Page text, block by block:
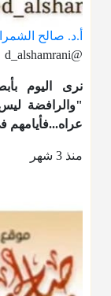
أ.د. صالح
@d_alshamrani
نرى اليوم
"والرافضة
عراه...فأيامهم
منذ 3 شهر